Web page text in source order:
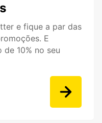
e fique a par das
E
10% no seu